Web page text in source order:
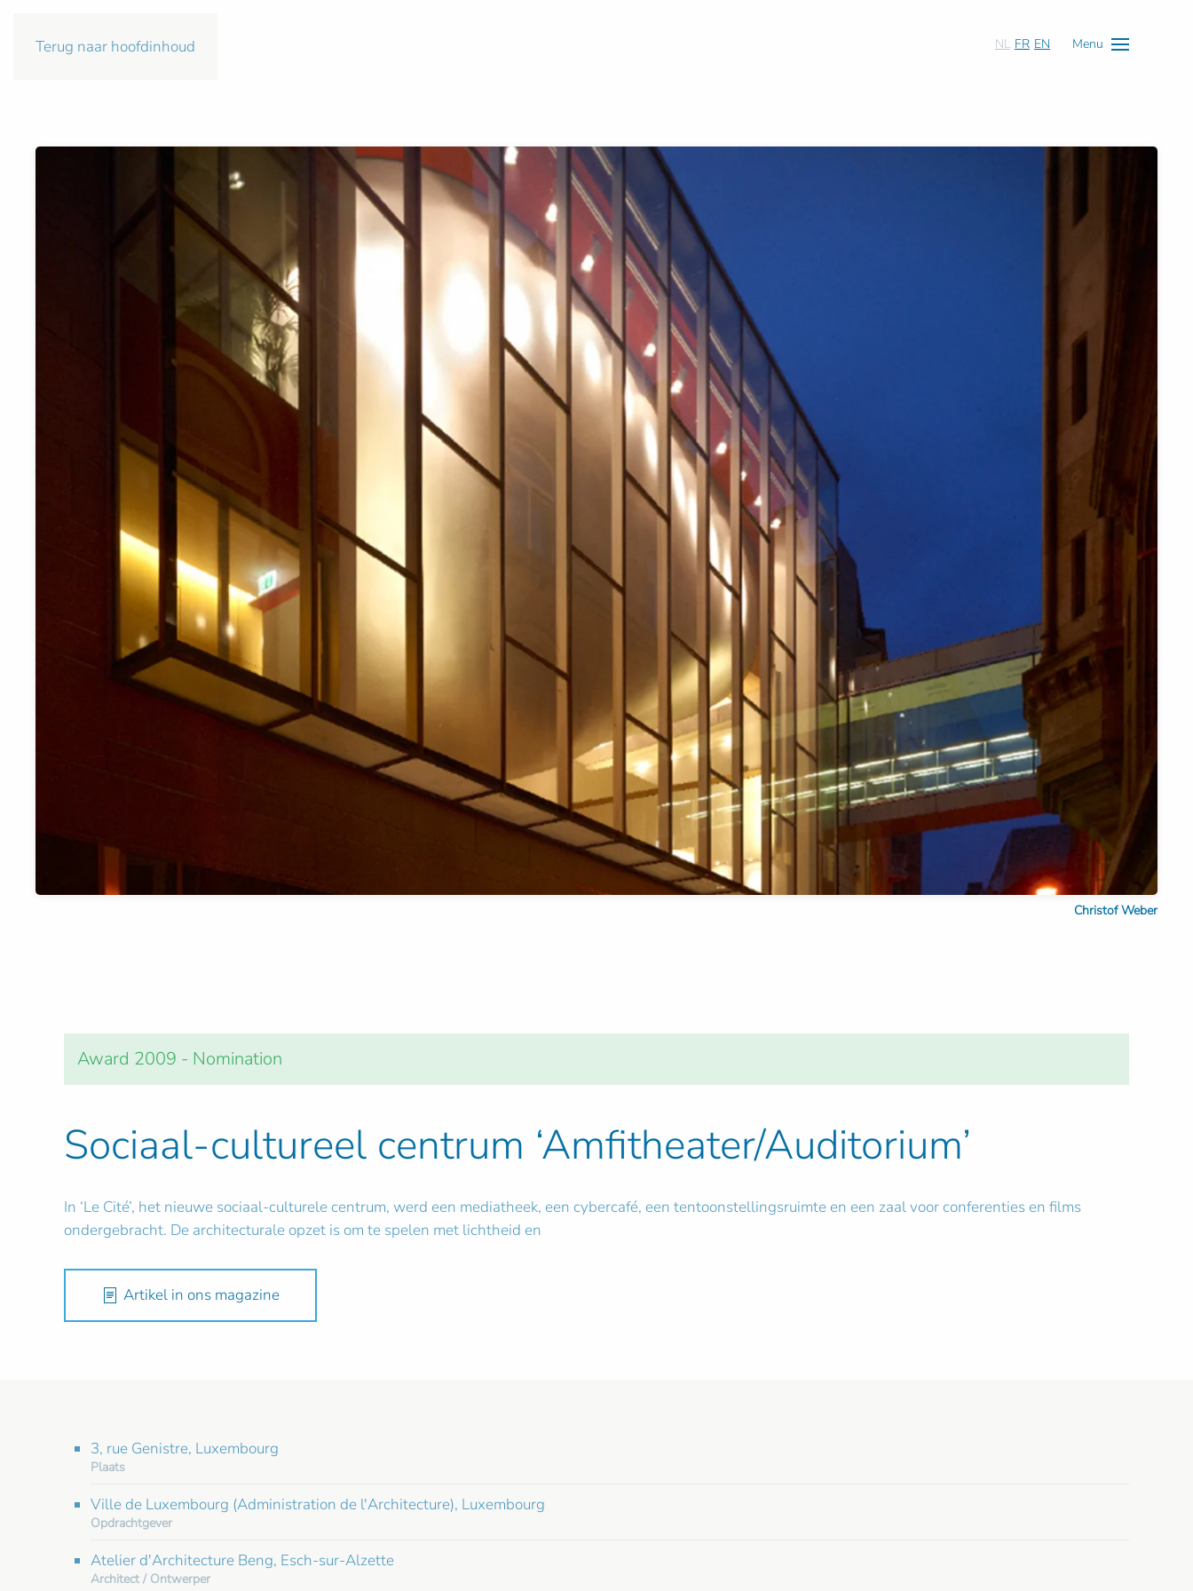
Terug naar hoofdinhoud NL FR EN Menu
Christof Weber
Award 2009 - Nomination
Sociaal-cultureel centrum ‘Amfitheater/Auditorium’
In ‘Le Cité’, het nieuwe sociaal-culturele centrum, werd een mediatheek, een cybercafé, een tentoonstellingsruimte en een zaal voor conferenties en films
ondergebracht. De architecturale opzet is om te spelen met lichtheid en
Artikel in ons magazine
3, rue Genistre, Luxembourg
Plaats
Ville de Luxembourg (Administration de l'Architecture), Luxembourg
Opdrachtgever
Atelier d'Architecture Beng, Esch-sur-Alzette
Architect / Ontwerper